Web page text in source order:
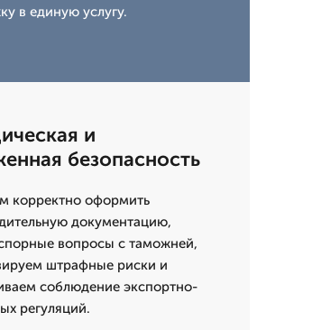
в единую услугу.
и
безопасность
корректно оформить
документацию,
вопросы с таможней,
штрафные риски и
соблюдение экспортно-
регуляций.